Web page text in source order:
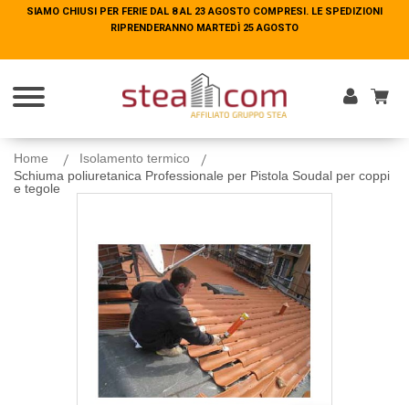
SIAMO CHIUSI PER FERIE DAL 8 AL 23 AGOSTO COMPRESI. LE SPEDIZIONI
RIPRENDERANNO MARTEDÌ 25 AGOSTO
Home
Isolamento termico
Schiuma poliuretanica Professionale per Pistola Soudal per coppi
e tegole
SIAMO CHIUSI PER FERIE DAL 8 AL 23 AGOSTO COMPRESI. LE SPEDIZIONI
RIPRENDERANNO MARTEDÌ 25 AGOSTO